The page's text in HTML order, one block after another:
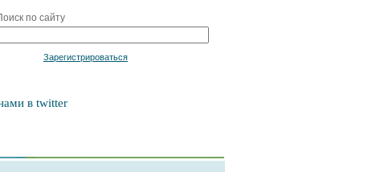
по сайту
Зарегистрироваться
в twitter